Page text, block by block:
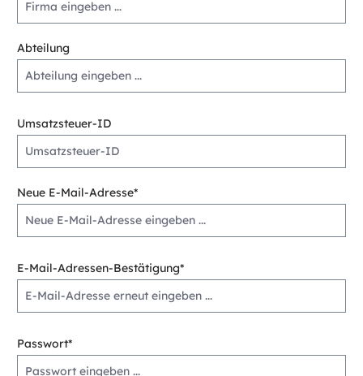
Abteilung
Umsatzsteuer-ID
Neue E-Mail-Adresse*
E-Mail-Adressen-Bestätigung*
Passwort*